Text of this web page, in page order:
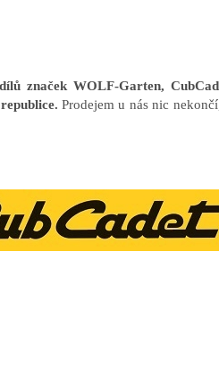
značek WOLF-Garten,
Prodejem u nás nic